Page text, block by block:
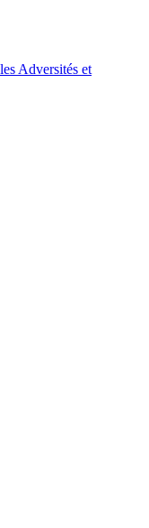
Adversités et